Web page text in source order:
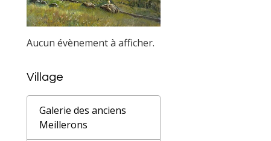
Aucun évènement à afficher.
Village
Galerie des anciens
Meillerons